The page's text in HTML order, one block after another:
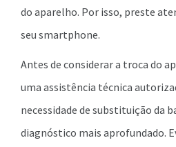
do aparelho. Por isso, preste
seu smartphone.
Antes de considerar a troca do
uma assistência técnica
necessidade de substituição da
diagnóstico mais aprofundado.